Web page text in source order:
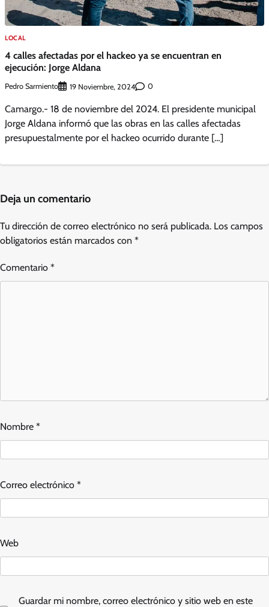
LOCAL
4 calles afectadas por el hackeo ya se encuentran en
ejecución: Jorge Aldana
Pedro Sarmiento 19 Noviembre, 2024 0
Camargo.- 18 de noviembre del 2024. El presidente municipal
Jorge Aldana informó que las obras en las calles afectadas
presupuestalmente por el hackeo ocurrido durante […]
Deja un comentario
Tu dirección de correo electrónico no será publicada. Los campos
obligatorios están marcados con *
Comentario *
Nombre *
Correo electrónico *
Web
Guardar mi nombre, correo electrónico y sitio web en este